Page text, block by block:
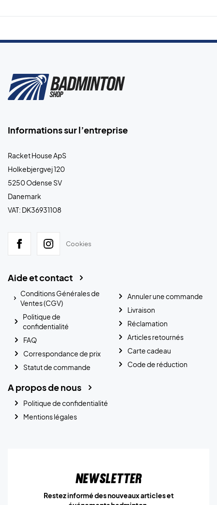
Informations sur l’entreprise
Racket House ApS
Holkebjergvej 120
5250 Odense SV
Danemark
VAT: DK36931108
Cookies
Aide et contact
Conditions Générales de
Ventes (CGV)
Politique de
confidentialité
FAQ
Correspondance de prix
Statut de commande
Annuler une commande
Livraison
Réclamation
Articles retournés
Carte cadeau
Code de réduction
A propos de nous
Politique de confidentialité
Mentions légales
Newsletter
Restez informé des nouveaux articles et